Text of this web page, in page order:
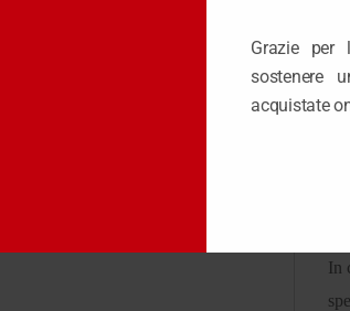
In
Grazie per
sostenere
acquistate